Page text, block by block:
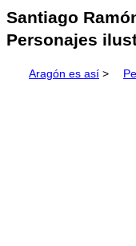
Santiago
Personajes
Aragón es así >